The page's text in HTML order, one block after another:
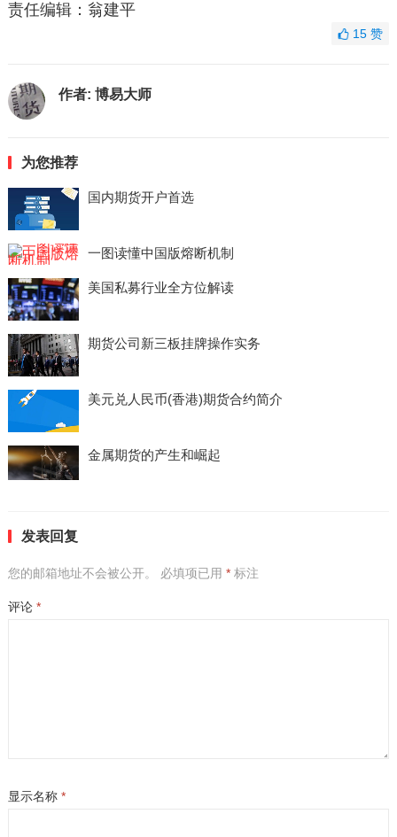
责任编辑：翁建平
15赞
作者: 博易大师
为您推荐
国内期货开户首选
一图读懂中国版熔断机制
美国私募行业全方位解读
期货公司新三板挂牌操作实务
美元兑人民币(香港)期货合约简介
金属期货的产生和崛起
发表回复
您的邮箱地址不会被公开。 必填项已用 *标注
评论 *
显示名称 *